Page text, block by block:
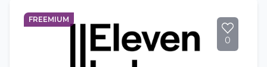
FREEMIUM
0